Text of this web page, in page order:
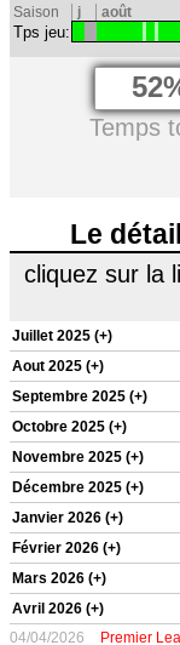
Saison j août
Tps jeu:
Temps
Le
cliquez sur la
Juillet 2025 (+)
Aout 2025 (+)
Septembre 2025 (+)
Octobre 2025 (+)
Novembre 2025 (+)
Décembre 2025 (+)
Janvier 2026 (+)
Février 2026 (+)
Mars 2026 (+)
Avril 2026 (+)
04/04/2026 Premier